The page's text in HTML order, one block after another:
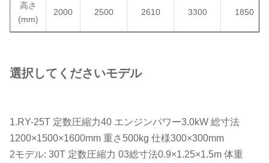
高さ
(mm)
2000 2500 2610 3300 1850
選択してくださいモデル
1.RY-25T 定数圧縮力40 エンジンパワー3.0kW 総寸法
1200×1500×1600mm 重さ500kg 仕様300×300mm
2モデル: 30T 定数圧縮力 03総寸法0.9×1.25×1.5m 体重